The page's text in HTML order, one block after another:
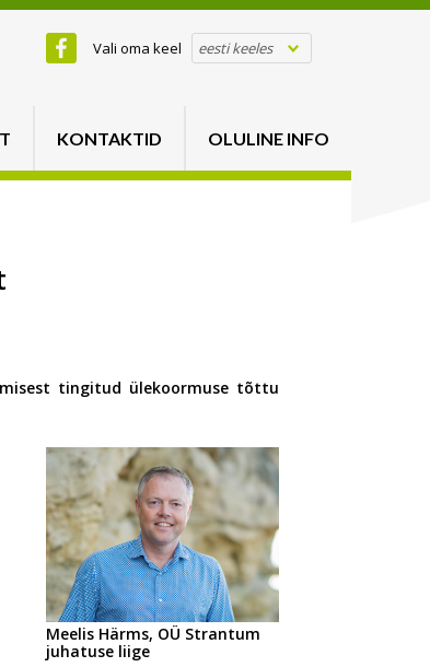
Vali oma keel eesti keeles
KONTAKTID OLULINE INFO
tingitud ülekoormuse tõttu
Meelis Härms, OÜ Strantum
juhatuse liige